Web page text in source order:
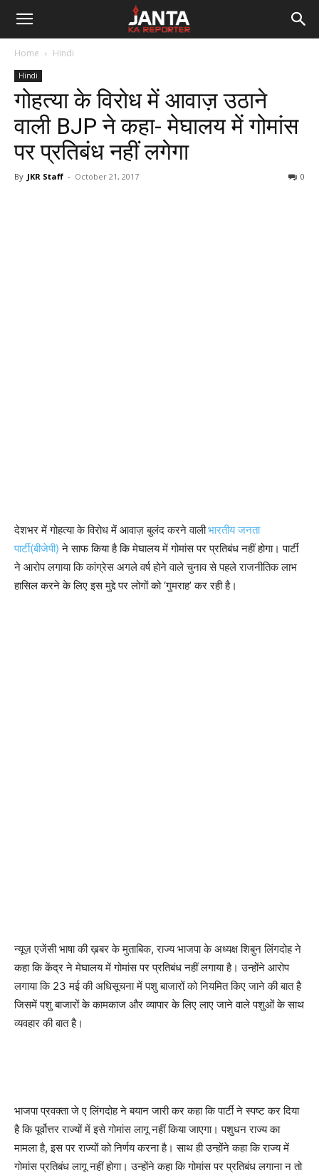
Janta
Reporter
Home Hindi
Hindi
गोहत्या के विरोध में आवाज़ उठाने
वाली BJP ने कहा- मेघालय में गोमांस
पर प्रतिबंध नहीं लगेगा
By JKR Staff - October 21, 2017 0
देशभर में गोहत्या के विरोध में आवाज़ बुलंद करने वालीभारतीय जनता
पार्टी(बीजेपी) ने साफ किया है कि मेघालय में गोमांस पर प्रतिबंध नहीं होगा। पार्टी
ने आरोप लगाया कि कांग्रेस अगले वर्ष होने वाले चुनाव से पहले राजनीतिक लाभ
हासिल करने के लिए इस मुद्दे पर लोगों को ‘गुमराह’ कर रही है।
न्यूज़ एजेंसी भाषा की ख़बर के मुताबिक, राज्य भाजपा के अध्यक्ष शिबुन लिंगदोह ने
कहा कि केंद्र ने मेघालय में गोमांस पर प्रतिबंध नहीं लगाया है। उन्होंने आरोप
लगाया कि 23 मई की अधिसूचना में पशु बाजारों को नियमित किए जाने की बात है
जिसमें पशु बाजारों के कामकाज और व्यापार के लिए लाए जाने वाले पशुओं के साथ
व्यवहार की बात है।
भाजपा प्रवक्ता जे ए लिंगदोह ने बयान जारी कर कहा कि पार्टी ने स्पष्ट कर दिया
है कि पूर्वोत्तर राज्यों में इसे गोमांस लागू नहीं किया जाएगा। पशुधन राज्य का
मामला है, इस पर राज्यों को निर्णय करना है। साथ ही उन्होंने कहा कि राज्य में
गोमांस प्रतिबंध लागू नहीं होगा। उन्होंने कहा कि गोमांस पर प्रतिबंध लगाना न तो